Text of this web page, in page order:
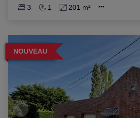
3 1 201 m²
NOUVEAU